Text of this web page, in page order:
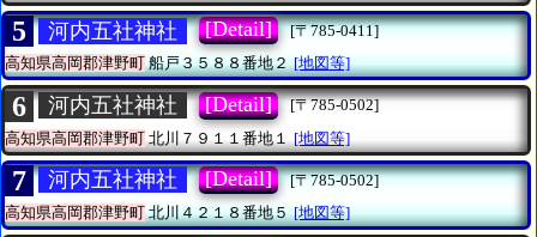
5 河内五社神社 [Detail]
[〒785-0411]
高知県高岡郡津野町船戸３５８８番地２ [地図等]
6 河内五社神社 [Detail]
[〒785-0502]
高知県高岡郡津野町 北川７９１１番地１ [地図等]
7 河内五社神社 [Detail]
[〒785-0502]
高知県高岡郡津野町北川４２１８番地５ [地図等]